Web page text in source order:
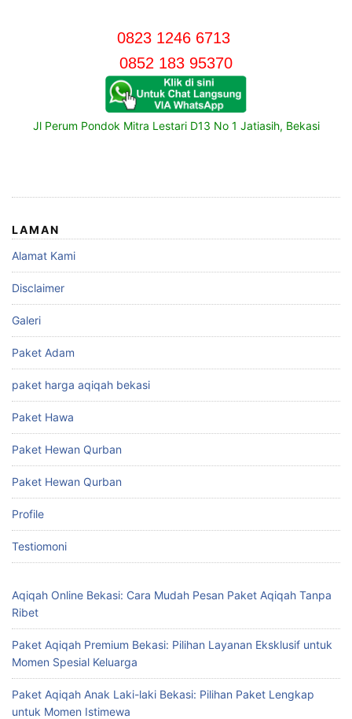
0823 1246 6713
0852 183 95370
Jl Perum Pondok Mitra Lestari D13 No 1 Jatiasih, Bekasi
LAMAN
Alamat Kami
Disclaimer
Galeri
Paket Adam
paket harga aqiqah bekasi
Paket Hawa
Paket Hewan Qurban
Paket Hewan Qurban
Profile
Testiomoni
Aqiqah Online Bekasi: Cara Mudah Pesan Paket Aqiqah Tanpa
Ribet
Paket Aqiqah Premium Bekasi: Pilihan Layanan Eksklusif untuk
Momen Spesial Keluarga
Paket Aqiqah Anak Laki-laki Bekasi: Pilihan Paket Lengkap
untuk Momen Istimewa